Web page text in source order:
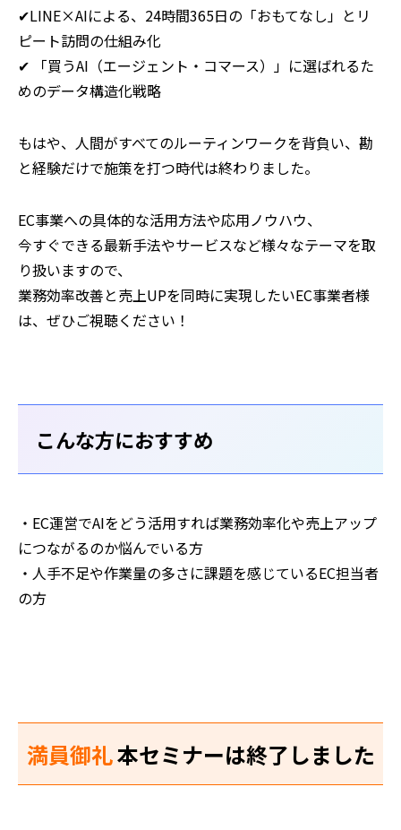
✔LINE×AIによる、24時間365日の「おもてなし」とリ
ピート訪問の仕組み化
✔ 「買うAI（エージェント・コマース）」に選ばれるた
めのデータ構造化戦略
もはや、人間がすべてのルーティンワークを背負い、勘
と経験だけで施策を打つ時代は終わりました。
EC事業への具体的な活用方法や応用ノウハウ、
今すぐできる最新手法やサービスなど様々なテーマを取
り扱いますので、
業務効率改善と売上UPを同時に実現したいEC事業者様
は、ぜひご視聴ください！
こんな方におすすめ
・EC運営でAIをどう活用すれば業務効率化や売上アップ
につながるのか悩んでいる方
・人手不足や作業量の多さに課題を感じているEC担当者
の方
満員御礼本セミナーは終了しました